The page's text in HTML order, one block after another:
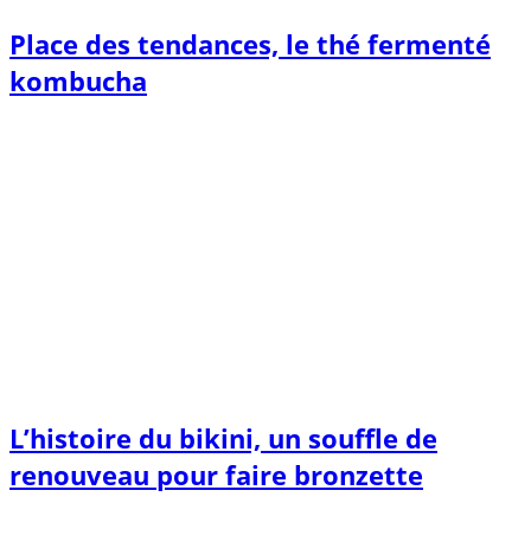
Place des tendances, le thé fermenté
kombucha
L’histoire du bikini, un souffle de
renouveau pour faire bronzette